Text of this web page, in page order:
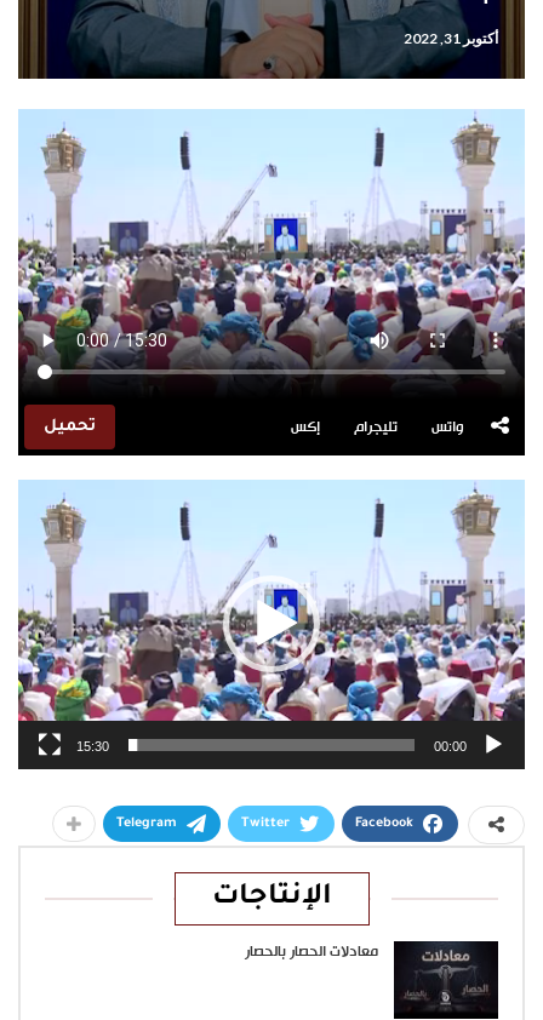
أكتوبر 31, 2022
واتس تليجرام إكس تحميل
مشغل
الفيديو
00:00
15:30
Facebook
Twitter
Telegram
الإنتاجات
معادلات الحصار بالحصار